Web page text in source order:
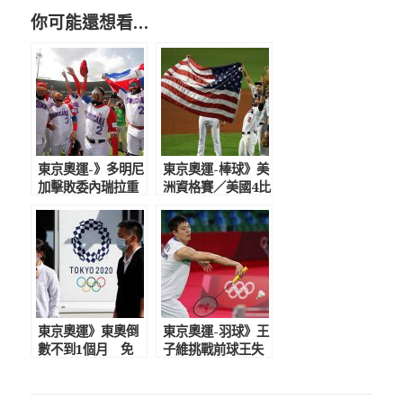
你可能還想看…
東京奧運-》多明尼
加擊敗委內瑞拉重
是1992年巴賽隆納
奧運
東京奧運-棒球》美
洲資格賽／美國4比
勝奪冠前進東京奧
運
東京奧運》東奧倒
數不到1個月 免
東京奧運-羽球》王
子維挑戰前球王失